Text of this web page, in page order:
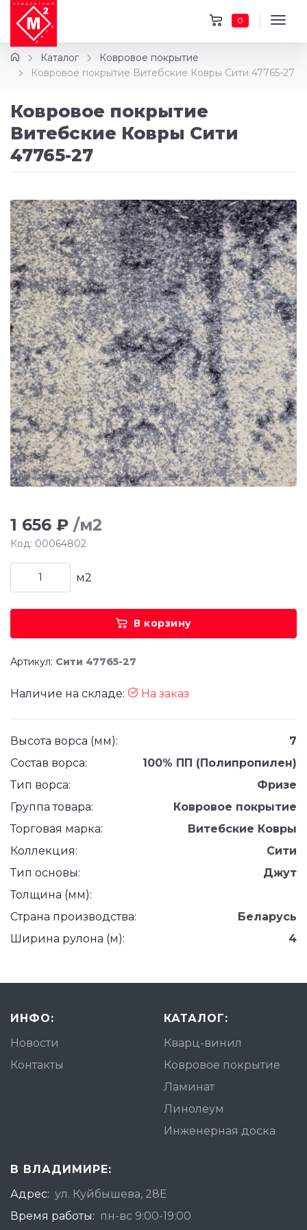
0
Каталог
Ковровое покрытие
Ковровое покрытие Витебские Ковры Сити 47765-27
Ковровое покрытие
Витебские Ковры Сити
47765-27
1 656 ₽ /м2
Код: 00064802
м2
В корзину
Артикул: Сити 47765-27
Наличие на складе: На заказ
Высота ворса (мм):
7
Состав ворса:
100% ПП (Полипропилен)
Тип ворса:
Фризе
Группа товара:
Ковровое покрытие
Торговая марка:
Витебские Ковры
Коллекция:
Сити
Тип основы:
Джут
Толщина (мм):
Страна производства:
Беларусь
Ширина рулона (м):
4
ИНФО:
Новости
Контакты
КАТАЛОГ:
Кварц-винил
Ковровое покрытие
Ламинат
Линолеум
Инженерная доска
В ВЛАДИМИРЕ:
Адрес: ул. Куйбышева, 28Е
Время работы: пн-вс 9:00-19:00